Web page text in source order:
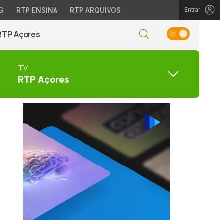
RTP ENSINA RTP ARQUIVOS Entrar
Açores
TV
RTP Açores